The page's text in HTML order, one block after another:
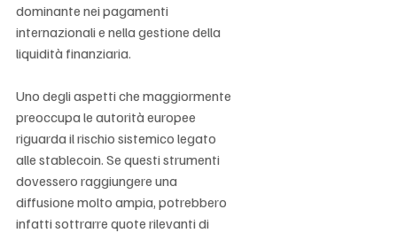
dominante nei pagamenti
internazionali e nella gestione della
liquidità finanziaria.
Uno degli aspetti che maggiormente
preoccupa le autorità europee
riguarda il rischio sistemico legato
alle stablecoin. Se questi strumenti
dovessero raggiungere una
diffusione molto ampia, potrebbero
infatti sottrarre quote rilevanti di